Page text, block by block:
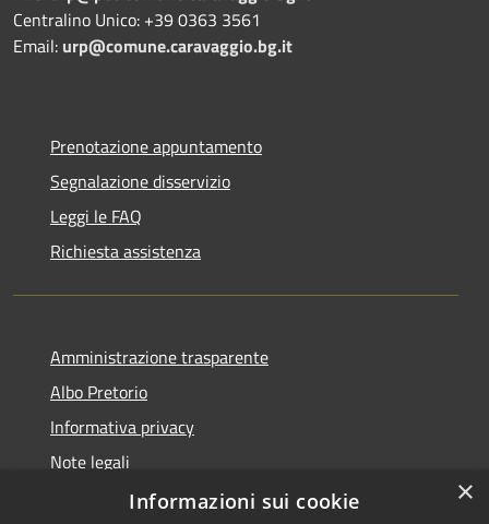
Centralino Unico: +39 0363 3561
Email: urp@comune.caravaggio.bg.it
Prenotazione appuntamento
Segnalazione disservizio
Leggi le FAQ
Richiesta assistenza
Amministrazione trasparente
Albo Pretorio
Informativa privacy
Note legali
Dichiarazione di accessibilità
×
Informazioni sui cookie